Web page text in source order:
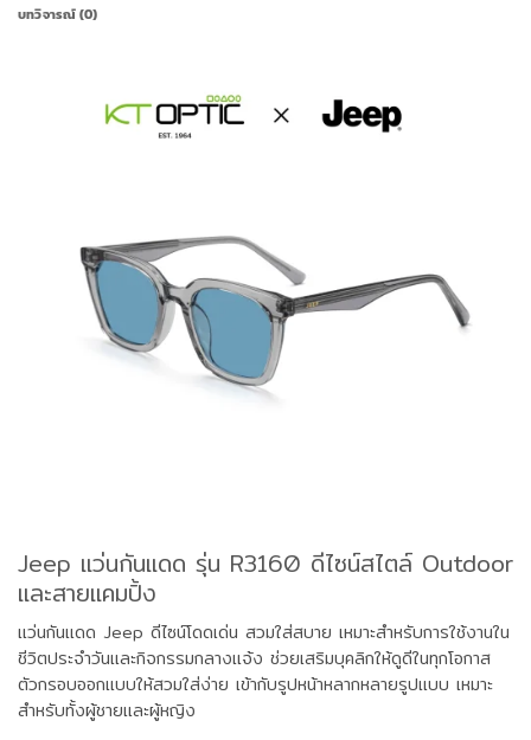
บทวิจารณ์ (0)
Jeep แว่นกันแดด รุ่น R3160 ดีไซน์สไตล์ Outdoor
และสายแคมปิ้ง
แว่นกันแดด Jeep ดีไซน์โดดเด่น สวมใส่สบาย เหมาะสำหรับการใช้งานใน
ชีวิตประจำวันและกิจกรรมกลางแจ้ง ช่วยเสริมบุคลิกให้ดูดีในทุกโอกาส
ตัวกรอบออกแบบให้สวมใส่ง่าย เข้ากับรูปหน้าหลากหลายรูปแบบ เหมาะ
สำหรับทั้งผู้ชายและผู้หญิง